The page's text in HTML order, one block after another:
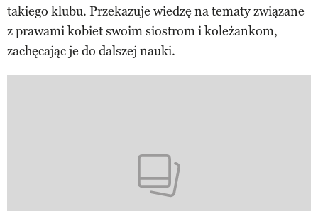
takiego klubu. Przekazuje wiedzę na tematy związane
z prawami kobiet swoim siostrom i koleżankom,
zachęcając je do dalszej nauki.